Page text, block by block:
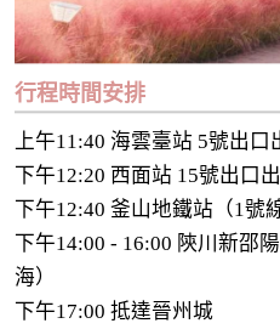
行程時間安排
上午11:40 海雲臺站 5號出口
下午12:20 西面站 15號出口
下午12:40 釜山地鐵站（1號
下午14:00 - 16:00 陝川新邵
海）
下午17:00 抵達晉州城